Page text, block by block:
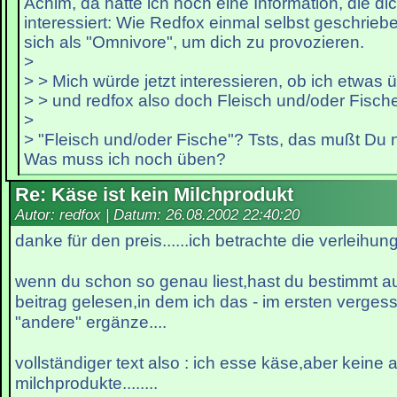
interessiert: Wie Redfox einmal selbst
sich als "Omnivore", um dich zu provozieren.
>
> > Mich würde jetzt interessieren, ob ich etwas
> > und redfox also doch Fleisch und/oder
>
> "Fleisch und/oder Fische"? Tsts, das mußt Du
Was muss ich noch üben?
Re: Käse ist kein Milchprodukt
Autor: redfox | Datum: 26.08.2002 22:40:20
danke für den preis......ich betrachte die
wenn du schon so genau liest,hast du bestimmt
beitrag gelesen,in dem ich das - im ersten
"andere" ergänze....
vollständiger text also : ich esse käse,aber keine
milchprodukte........